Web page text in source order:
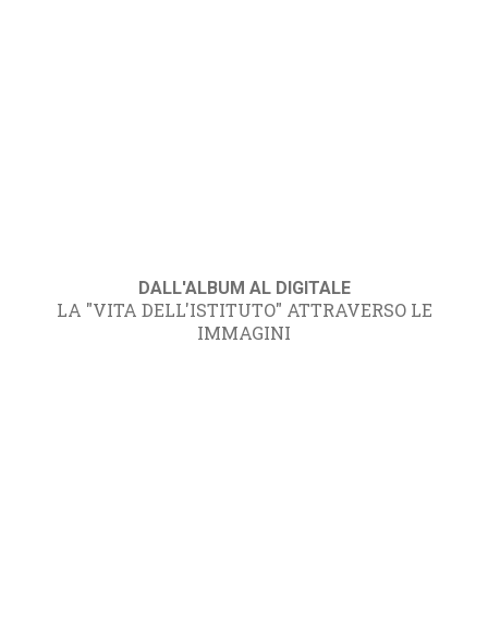
DALL'ALBUM AL DIGITALE
LA "VITA DELL'ISTITUTO" ATTRAVERSO LE
IMMAGINI